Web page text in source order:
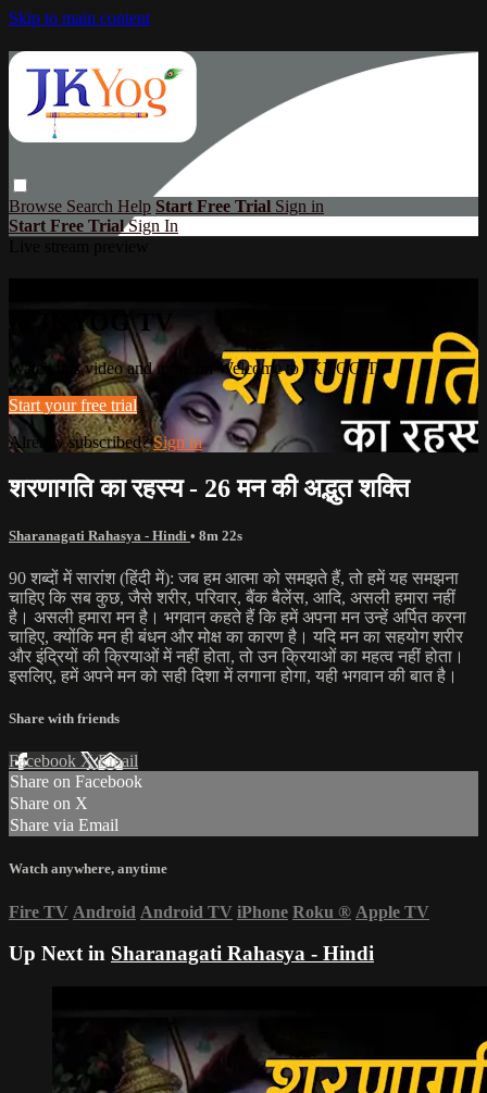
Skip to main content
Browse Search Help Start Free Trial Sign in
Start Free TrialSign In
to JKYOG TV
Watch this video and more on Welcome to JKYOG TV
Start your free trial
Already subscribed?Sign in
शरणागति का रहस्य - 26 मन की अद्भुत शक्ति
Sharanagati Rahasya - Hindi • 8m 22s
90 शब्दों में सारांश (हिंदी में): जब हम आत्मा को समझते हैं, तो हमें यह समझना
चाहिए कि सब कुछ, जैसे शरीर, परिवार, बैंक बैलेंस, आदि, असली हमारा नहीं
है। असली हमारा मन है। भगवान कहते हैं कि हमें अपना मन उन्हें अर्पित करना
चाहिए, क्योंकि मन ही बंधन और मोक्ष का कारण है। यदि मन का सहयोग शरीर
और इंद्रियों की क्रियाओं में नहीं होता, तो उन क्रियाओं का महत्व नहीं होता।
इसलिए, हमें अपने मन को सही दिशा में लगाना होगा, यही भगवान की बात है।
Share with friends
Facebook XEmail
Share on Facebook
Share on X
Share via Email
Watch anywhere, anytime
Fire TV Android Android TV iPhone Roku ® Apple TV
Up Next in Sharanagati Rahasya - Hindi